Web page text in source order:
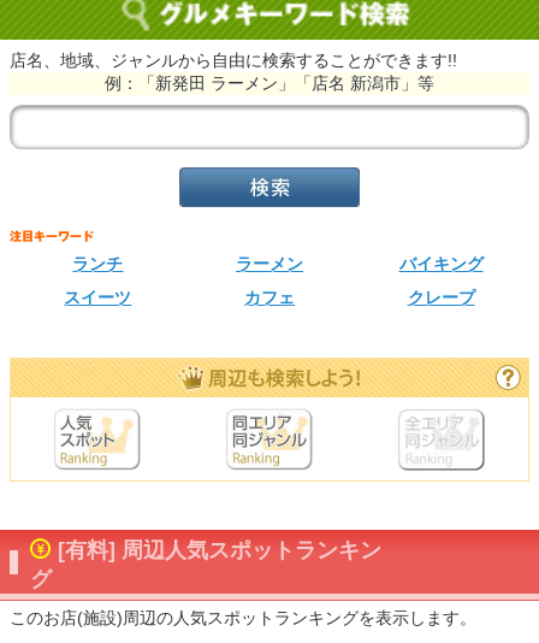
店名、地域、ジャンルから自由に検索することができます!!
例：「新発田 ラーメン」「店名 新潟市」等
ランチ ラーメン
バイキング
スイーツ
カフェ クレープ
[有料] 周辺人気スポットランキン
グ
このお店(施設)周辺の人気スポットランキングを表示します。